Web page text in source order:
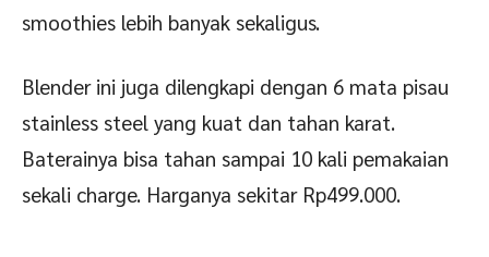
smoothies lebih banyak sekaligus.
Blender ini juga dilengkapi dengan 6 mata pisau
stainless steel yang kuat dan tahan karat.
Baterainya bisa tahan sampai 10 kali pemakaian
sekali charge. Harganya sekitar Rp499.000.